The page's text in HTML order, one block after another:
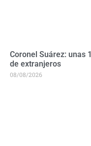
Coronel Suárez: unas
de extranjeros
08/08/2026